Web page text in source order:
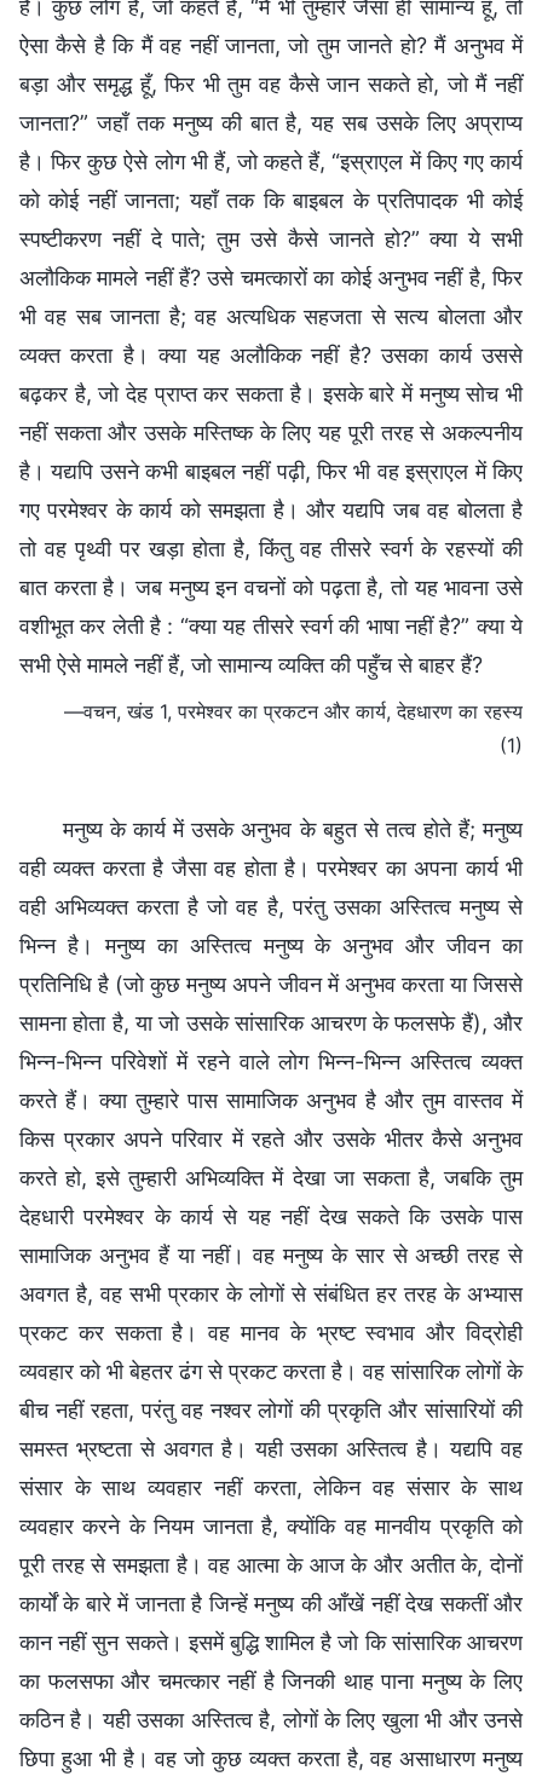
है। कुछ लोग हैं, जो कहते हैं, “मैं भी तुम्हारे जैसा ही सामान्य हूँ, तो
ऐसा कैसे है कि मैं वह नहीं जानता, जो तुम जानते हो? मैं अनुभव में
बड़ा और समृद्ध हूँ, फिर भी तुम वह कैसे जान सकते हो, जो मैं नहीं
जानता?” जहाँ तक मनुष्य की बात है, यह सब उसके लिए अप्राप्य
है। फिर कुछ ऐसे लोग भी हैं, जो कहते हैं, “इस्राएल में किए गए कार्य
को कोई नहीं जानता; यहाँ तक कि बाइबल के प्रतिपादक भी कोई
स्पष्टीकरण नहीं दे पाते; तुम उसे कैसे जानते हो?” क्या ये सभी
अलौकिक मामले नहीं हैं? उसे चमत्कारों का कोई अनुभव नहीं है, फिर
भी वह सब जानता है; वह अत्यधिक सहजता से सत्य बोलता और
व्यक्त करता है। क्या यह अलौकिक नहीं है? उसका कार्य उससे
बढ़कर है, जो देह प्राप्त कर सकता है। इसके बारे में मनुष्य सोच भी
नहीं सकता और उसके मस्तिष्क के लिए यह पूरी तरह से अकल्पनीय
है। यद्यपि उसने कभी बाइबल नहीं पढ़ी, फिर भी वह इस्राएल में किए
गए परमेश्वर के कार्य को समझता है। और यद्यपि जब वह बोलता है
तो वह पृथ्वी पर खड़ा होता है, किंतु वह तीसरे स्वर्ग के रहस्यों की
बात करता है। जब मनुष्य इन वचनों को पढ़ता है, तो यह भावना उसे
वशीभूत कर लेती है : “क्या यह तीसरे स्वर्ग की भाषा नहीं है?” क्या ये
सभी ऐसे मामले नहीं हैं, जो सामान्य व्यक्ति की पहुँच से बाहर हैं?
—वचन, खंड 1, परमेश्वर का प्रकटन और कार्य, देहधारण का रहस्य
(1)
मनुष्य के कार्य में उसके अनुभव के बहुत से तत्व होते हैं; मनुष्य
वही व्यक्त करता है जैसा वह होता है। परमेश्वर का अपना कार्य भी
वही अभिव्यक्त करता है जो वह है, परंतु उसका अस्तित्व मनुष्य से
भिन्न है। मनुष्य का अस्तित्व मनुष्य के अनुभव और जीवन का
प्रतिनिधि है (जो कुछ मनुष्य अपने जीवन में अनुभव करता या जिससे
सामना होता है, या जो उसके सांसारिक आचरण के फलसफे हैं), और
भिन्न-भिन्न परिवेशों में रहने वाले लोग भिन्न-भिन्न अस्तित्व व्यक्त
करते हैं। क्या तुम्हारे पास सामाजिक अनुभव है और तुम वास्तव में
किस प्रकार अपने परिवार में रहते और उसके भीतर कैसे अनुभव
करते हो, इसे तुम्हारी अभिव्यक्ति में देखा जा सकता है, जबकि तुम
देहधारी परमेश्वर के कार्य से यह नहीं देख सकते कि उसके पास
सामाजिक अनुभव हैं या नहीं। वह मनुष्य के सार से अच्छी तरह से
अवगत है, वह सभी प्रकार के लोगों से संबंधित हर तरह के अभ्यास
प्रकट कर सकता है। वह मानव के भ्रष्ट स्वभाव और विद्रोही
व्यवहार को भी बेहतर ढंग से प्रकट करता है। वह सांसारिक लोगों के
बीच नहीं रहता, परंतु वह नश्वर लोगों की प्रकृति और सांसारियों की
समस्त भ्रष्टता से अवगत है। यही उसका अस्तित्व है। यद्यपि वह
संसार के साथ व्यवहार नहीं करता, लेकिन वह संसार के साथ
व्यवहार करने के नियम जानता है, क्योंकि वह मानवीय प्रकृति को
पूरी तरह से समझता है। वह आत्मा के आज के और अतीत के, दोनों
कार्यों के बारे में जानता है जिन्हें मनुष्य की आँखें नहीं देख सकतीं और
कान नहीं सुन सकते। इसमें बुद्धि शामिल है जो कि सांसारिक आचरण
का फलसफा और चमत्कार नहीं है जिनकी थाह पाना मनुष्य के लिए
कठिन है। यही उसका अस्तित्व है, लोगों के लिए खुला भी और उनसे
छिपा हुआ भी है। वह जो कुछ व्यक्त करता है, वह असाधारण मनुष्य